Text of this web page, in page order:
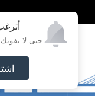
حتى لا تفوتك